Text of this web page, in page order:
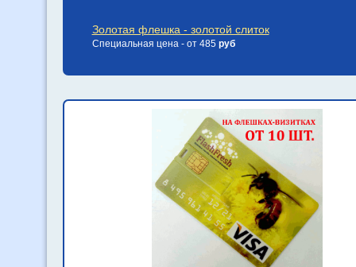
Золотая флешка - золотой слиток
Специальная цена - от 485 руб